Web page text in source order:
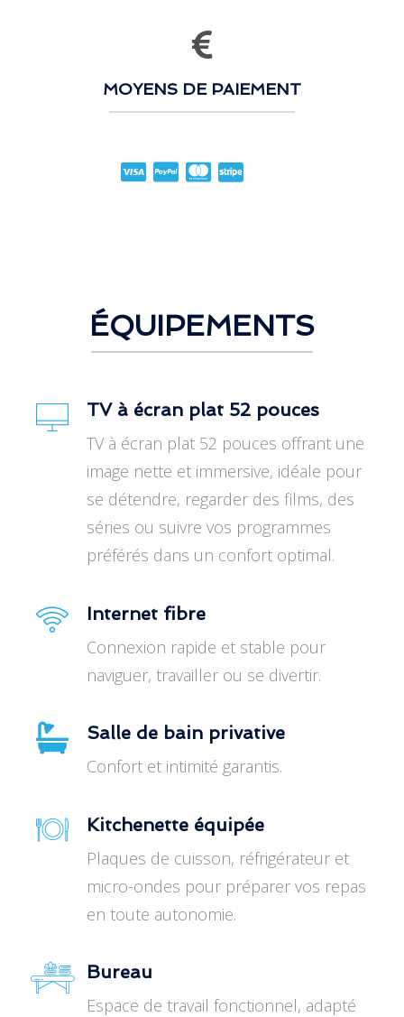
MOYENS DE PAIEMENT
ÉQUIPEMENTS
TV à écran plat 52 pouces
TV à écran plat 52 pouces offrant une
image nette et immersive, idéale pour
se détendre, regarder des films, des
séries ou suivre vos programmes
préférés dans un confort optimal.
Internet fibre
Connexion rapide et stable pour
naviguer, travailler ou se divertir.
Salle de bain privative
Confort et intimité garantis.
Kitchenette équipée
Plaques de cuisson, réfrigérateur et
micro-ondes pour préparer vos repas
en toute autonomie.
Bureau
Espace de travail fonctionnel, adapté